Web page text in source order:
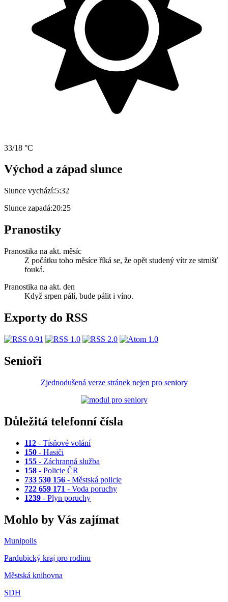
33/18 °C
Východ a západ slunce
Slunce vychází:5:32
Slunce zapadá:20:25
Pranostiky
Pranostika na akt. měsíc
Z počátku toho měsíce říká se, že opět studený vítr ze strnišť
fouká.
Pranostika na akt. den
Když srpen pálí, bude pálit i víno.
Exporty do RSS
Senioři
Zjednodušená verze stránek nejen pro seniory
Důležitá telefonní čísla
112 - Tísňové volání
150 - Hasiči
155 - Záchranná služba
158 - Policie ČR
733 530 156 - Městská policie
722 659 171 - Voda poruchy
1239 - Plyn poruchy
Mohlo by Vás zajímat
Munipolis
Pardubický kraj pro rodinu
Městská knihovna
SDH